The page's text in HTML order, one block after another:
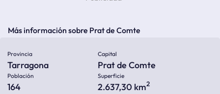
Más información sobre Prat de Comte
Provincia
Tarragona
Capital
Prat de Comte
Población
164
Superficie
2.637,30 km2